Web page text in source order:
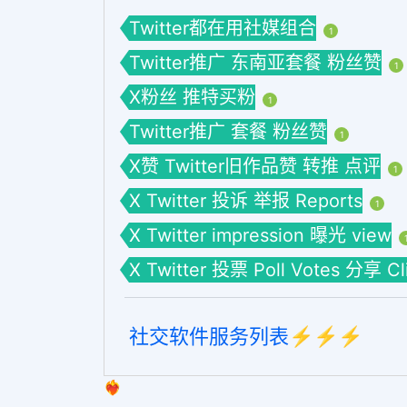
Twitter都在用社媒组合 1
Twitter推广 东南亚套餐 粉丝赞 1
X粉丝 推特买粉 1
Twitter推广 套餐 粉丝赞 1
X赞 Twitter旧作品赞 转推 点评 1
X Twitter 投诉 举报 Reports 1
X Twitter impression 曝光 view 1
X Twitter 投票 Poll Votes 分享
社交软件服务列表⚡️⚡️⚡️
❤️‍🔥